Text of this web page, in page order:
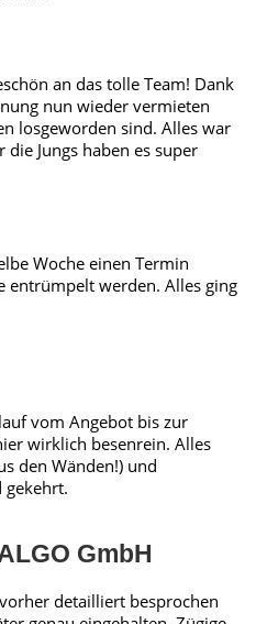
an das tolle Team! Dank
nun wieder vermieten
losgeworden sind. Alles war
Jungs haben es super
Woche einen Termin
entrümpelt werden. Alles ging
vom Angebot bis zur
wirklich besenrein. Alles
den Wänden!) und
gekehrt.
GmbH
detailliert besprochen